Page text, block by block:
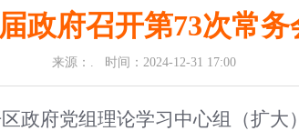
政府召开第73次常务
来源：. 时间：2024-12-31 17:00
区政府党组理论学习中心组（扩大